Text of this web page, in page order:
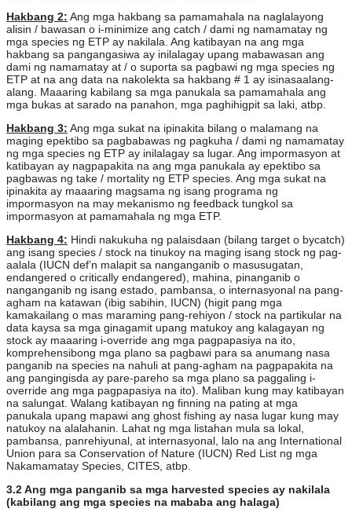
Hakbang 2: Ang mga hakbang sa pamamahala na naglalayong
alisin / bawasan o i-minimize ang catch / dami ng namamatay ng
mga species ng ETP ay nakilala. Ang katibayan na ang mga
hakbang sa pangangasiwa ay inilalagay upang mabawasan ang
dami ng namamatay at / o suporta sa pagbawi ng mga species ng
ETP at na ang data na nakolekta sa hakbang # 1 ay isinasaalang-
alang. Maaaring kabilang sa mga panukala sa pamamahala ang
mga bukas at sarado na panahon, mga paghihigpit sa laki, atbp.
Hakbang 3: Ang mga sukat na ipinakita bilang o malamang na
maging epektibo sa pagbabawas ng pagkuha / dami ng namamatay
ng mga species ng ETP ay inilalagay sa lugar. Ang impormasyon at
katibayan ay nagpapakita na ang mga panukala ay epektibo sa
pagbawas ng take / mortality ng ETP species. Ang mga sukat na
ipinakita ay maaaring magsama ng isang programa ng
impormasyon na may mekanismo ng feedback tungkol sa
impormasyon at pamamahala ng mga ETP.
Hakbang 4: Hindi nakukuha ng palaisdaan (bilang target o bycatch)
ang isang species / stock na tinukoy na maging isang stock ng pag-
aalala (IUCN def’n malapit sa nanganganib o masusugatan,
endangered o critically endangered), mahina, pinanganib o
nanganganib ng isang estado, pambansa, o internasyonal na pang-
agham na katawan (ibig sabihin, IUCN) (higit pang mga
kamakailang o mas maraming pang-rehiyon / stock na partikular na
data kaysa sa mga ginagamit upang matukoy ang kalagayan ng
stock ay maaaring i-override ang mga pagpapasiya na ito,
komprehensibong mga plano sa pagbawi para sa anumang nasa
panganib na species na nahuli at pang-agham na pagpapakita na
ang pangingisda ay pare-pareho sa mga plano sa paggaling i-
override ang mga pagpapasiya na ito). Maliban kung may katibayan
na salungat. Walang katibayan ng finning na pating at mga
panukala upang mapawi ang ghost fishing ay nasa lugar kung may
natukoy na alalahanin. Lahat ng mga listahan mula sa lokal,
pambansa, panrehiyunal, at internasyonal, lalo na ang International
Union para sa Conservation of Nature (IUCN) Red List ng mga
Nakamamatay Species, CITES, atbp.
3.2 Ang mga panganib sa mga harvested species ay nakilala
(kabilang ang mga species na mababa ang halaga)